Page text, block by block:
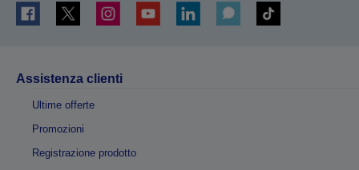
Assistenza clienti
Ultime offerte
Promozioni
Registrazione prodotto